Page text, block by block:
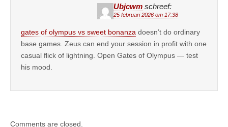
Ubjcwm schreef:
25 februari 2026 om 17:38
gates of olympus vs sweet bonanza doesn’t do ordinary
base games. Zeus can end your session in profit with one
casual flick of lightning. Open Gates of Olympus — test
his mood.
Comments are closed.